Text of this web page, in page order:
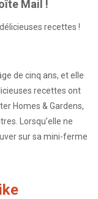
Mail !
recettes !
de cinq ans, et elle
recettes ont
Homes & Gardens,
Lorsqu’elle ne
sur sa mini-ferme